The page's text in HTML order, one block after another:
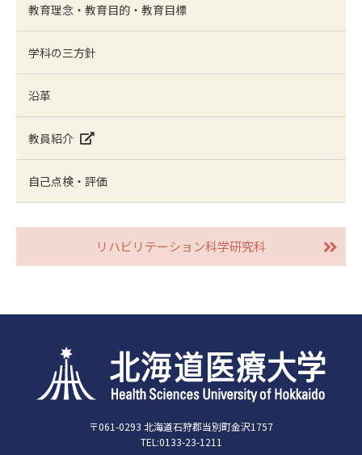
教育理念・教育目的・教育目標
学科の三方針
沿革
教員紹介
自己点検・評価
リハビリテーション科学研究科
〒061-0293 北海道石狩郡当別町金沢1757
TEL:0133-23-1211